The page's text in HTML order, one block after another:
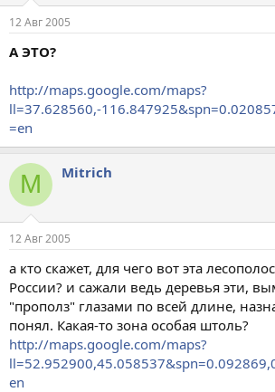
12 Авг 2005
A ЭТО?
http://maps.google.com/maps?
ll=37.628560,-
=en
M Mitrich
12 Авг 2005
а кто скажет, для чего вот эта
России? и сажали ведь деревья эти,
"прополз" глазами по всей длине,
понял. Какая-то зона особая штоль?
http://maps.google.com/maps?
en